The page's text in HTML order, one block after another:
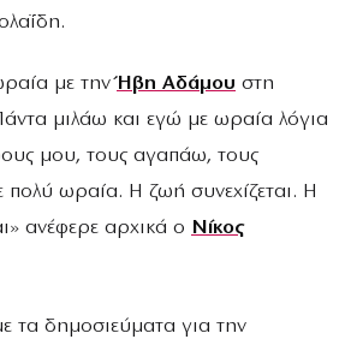
με τηνΉβη Αδάμου στη
μιλάω και εγώ με ωραία λόγια
μου, τους αγαπάω, τους
πολύ ωραία. Η ζωή συνεχίζεται. Η
ανέφερε αρχικά ο Νίκος
τα δημοσιεύματα για την